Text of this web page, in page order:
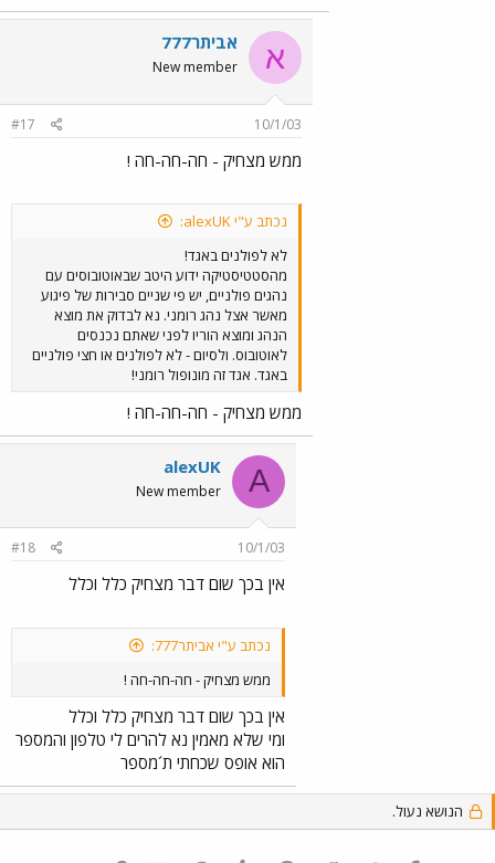
א אביתר777
New member
10/1/03
#17
ממש מצחיק - חה-חה-חה !
נכתב ע"י alexUK:
לא לפולנים באגד!
מהסטטיסטיקה ידוע היטב שבאוטובוסים עם
נהגים פולניים, יש פי שניים סבירות של פיגוע
מאשר אצל נהג רומני. נא לבדוק את מוצא
הנהג ומוצא הוריו לפני שאתם נכנסים
לאוטובוס. ולסיום - לא לפולנים או חצי פולניים
באגד. אגד זה מונופול רומני!
ממש מצחיק - חה-חה-חה !
A
alexUK
New member
10/1/03
#18
אין בכך שום דבר מצחיק כלל וכלל
נכתב ע"י אביתר777:
ממש מצחיק - חה-חה-חה !
אין בכך שום דבר מצחיק כלל וכלל
ומי שלא מאמין נא להרים לי טלפון והמספר
הוא אופס שכחתי ת´מספר
הנושא נעול.